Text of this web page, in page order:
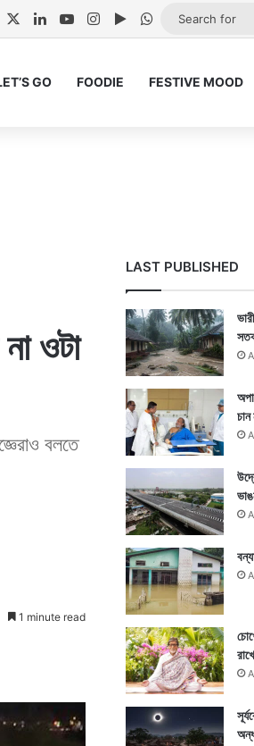
FacebookLinkedInYouTubeInstagram
Google Play
WhatsApp
GO FOODIE FESTIVE MOOD
ওটা
বলতে
1 minute read
LAST PUBLISHED
চান